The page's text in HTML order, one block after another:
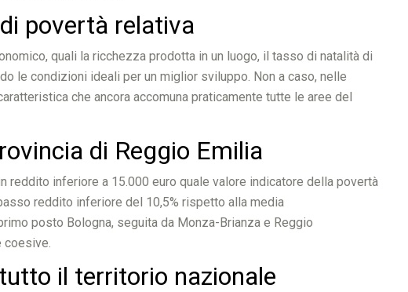
povertà relativa
quali la ricchezza prodotta in un luogo, il tasso di natalità di
le condizioni ideali per un miglior sviluppo. Non a caso, nelle
che ancora accomuna praticamente tutte le aree del
di Reggio Emilia
reddito inferiore a 15.000 euro quale valore indicatore della povertà
reddito inferiore del 10,5% rispetto alla media
posto Bologna, seguita da Monza-Brianza e Reggio
coesive.
il territorio nazionale